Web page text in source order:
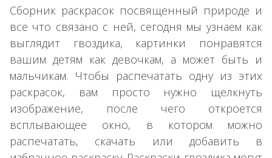
Сборник раскрасок посвященный природе и
все что связано с ней, сегодня мы узнаем как
выглядит гвоздика, картинки понравятся
вашим детям как девочкам, а может быть и
мальчикам. Чтобы распечатать одну из этих
раскрасок, вам просто нужно щелкнуть
изображение, после чего откроется
всплывающее окно, в котором можно
распечатать, скачать или добавить в